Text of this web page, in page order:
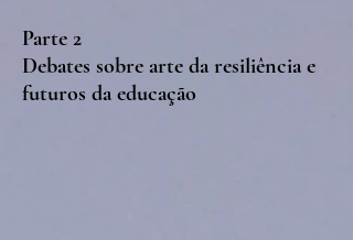
Parte 2
Debates sobre arte da resiliência e
futuros da educação